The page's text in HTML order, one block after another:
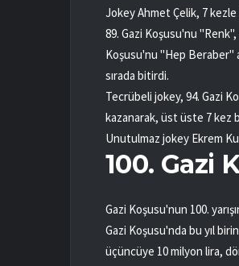
Jokey Ahmet Çelik, 7
89. Gazi Koşusu'nu
Koşusu'nu "Hep Beraber"
sırada bitirdi.
Tecrübeli jokey, 94. Gazi
kazanarak, üst üste 7 kez
Unutulmaz jokey Ekrem
100. Gazi
Gazi Koşusu'nun 100.
Gazi Koşusu'nda bu yıl
üçüncüye 10 milyon lira,